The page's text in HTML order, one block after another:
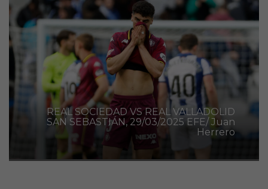
REAL SOCIEDAD VS REAL VALLADOLID
SAN SEBASTIÁN, 29/03/2025 EFE/ Juan
Herrero